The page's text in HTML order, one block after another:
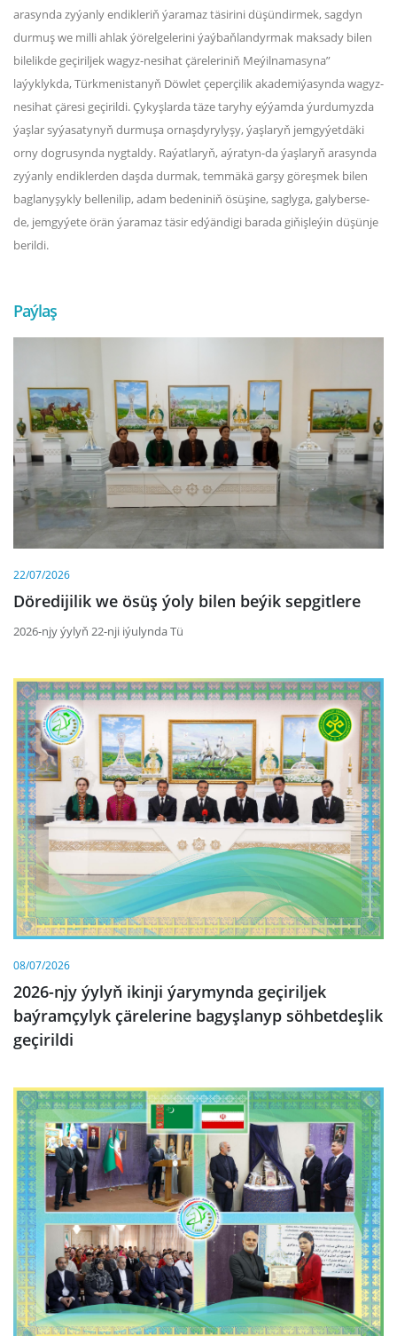
arasynda zyýanly endikleriň ýaramaz täsirini düşündirmek, sagdyn
durmuş we milli ahlak ýörelgelerini ýaýbaňlandyrmak maksady bilen
bilelikde geçiriljek wagyz-nesihat çäreleriniň Meýilnamasyna”
laýyklykda, Türkmenistanyň Döwlet çeperçilik akademiýasynda wagyz-
nesihat çäresi geçirildi. Çykyşlarda täze taryhy eýýamda ýurdumyzda
ýaşlar syýasatynyň durmuşa ornaşdyrylyşy, ýaşlaryň jemgyýetdäki
orny dogrusynda nygtaldy. Raýatlaryň, aýratyn-da ýaşlaryň arasynda
zyýanly endiklerden daşda durmak, temmäkä garşy göreşmek bilen
baglanyşykly bellenilip, adam bedeniniň ösüşine, saglyga, galyberse-
de, jemgyýete örän ýaramaz täsir edýändigi barada giňişleýin düşünje
berildi.
Paýlaş
22/07/2026
Döredijilik we ösüş ýoly bilen beýik sepgitlere
2026-njy ýylyň 22-nji iýulynda Tü
08/07/2026
2026-njy ýylyň ikinji ýarymynda geçiriljek
baýramçylyk çärelerine bagyşlanyp söhbetdeşlik
geçirildi